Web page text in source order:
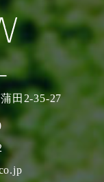
田2-35-27